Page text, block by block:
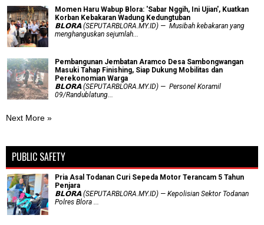
Momen Haru Wabup Blora: ​'Sabar Nggih, Ini Ujian', Kuatkan
Korban Kebakaran Wadung Kedungtuban
𝗕𝗟𝗢𝗥𝗔 (SEPUTARBLORA.MY.ID) — Musibah kebakaran yang
menghanguskan sejumlah...
Pembangunan Jembatan Aramco Desa Sambongwangan
Masuki Tahap Finishing, Siap Dukung Mobilitas dan
Perekonomian Warga
𝗕𝗟𝗢𝗥𝗔 (SEPUTARBLORA.MY.ID) — Personel Koramil
09/Randublatung...
Next More »
PUBLIC SAFETY
Pria Asal Todanan Curi Sepeda Motor Terancam 5 Tahun
Penjara
𝗕𝗟𝗢𝗥𝗔 (SEPUTARBLORA.MY.ID) — Kepolisian Sektor Todanan
Polres Blora ...